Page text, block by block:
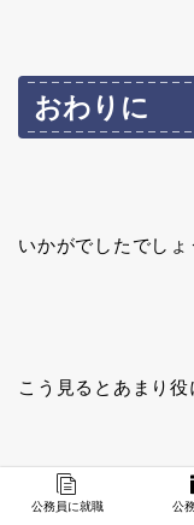
おわりに
いかがでしたでしょ
こう見るとあまり
公務員に就職 公